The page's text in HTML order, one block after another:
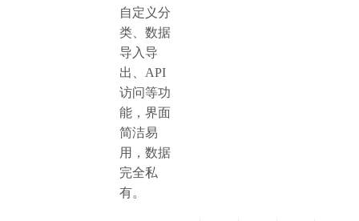
自定义分
类、数据
导入导
出、API
访问等功
能，界面
简洁易
用，数据
完全私
有。